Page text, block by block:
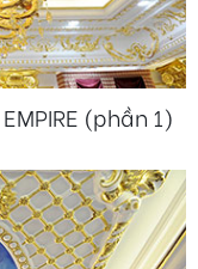
(phần 1)